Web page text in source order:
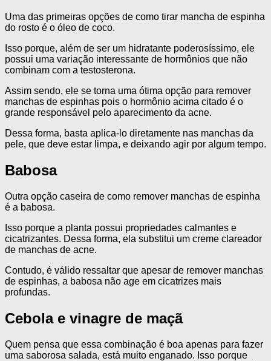
Uma das primeiras opções de como tirar mancha de espinha
do rosto é o óleo de coco.
Isso porque, além de ser um hidratante poderosíssimo, ele
possui uma variação interessante de hormônios que não
combinam com a testosterona.
Assim sendo, ele se torna uma ótima opção para remover
manchas de espinhas pois o hormônio acima citado é o
grande responsável pelo aparecimento da acne.
Dessa forma, basta aplica-lo diretamente nas manchas da
pele, que deve estar limpa, e deixando agir por algum tempo.
Babosa
Outra opção caseira de como remover manchas de espinha
é a babosa.
Isso porque a planta possui propriedades calmantes e
cicatrizantes. Dessa forma, ela substitui um creme clareador
de manchas de acne.
Contudo, é válido ressaltar que apesar de remover manchas
de espinhas, a babosa não age em cicatrizes mais
profundas.
Cebola e vinagre de maçã
Quem pensa que essa combinação é boa apenas para fazer
uma saborosa salada, está muito enganado. Isso porque